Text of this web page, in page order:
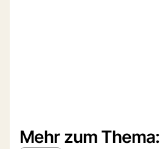
Mehr zum Thema: